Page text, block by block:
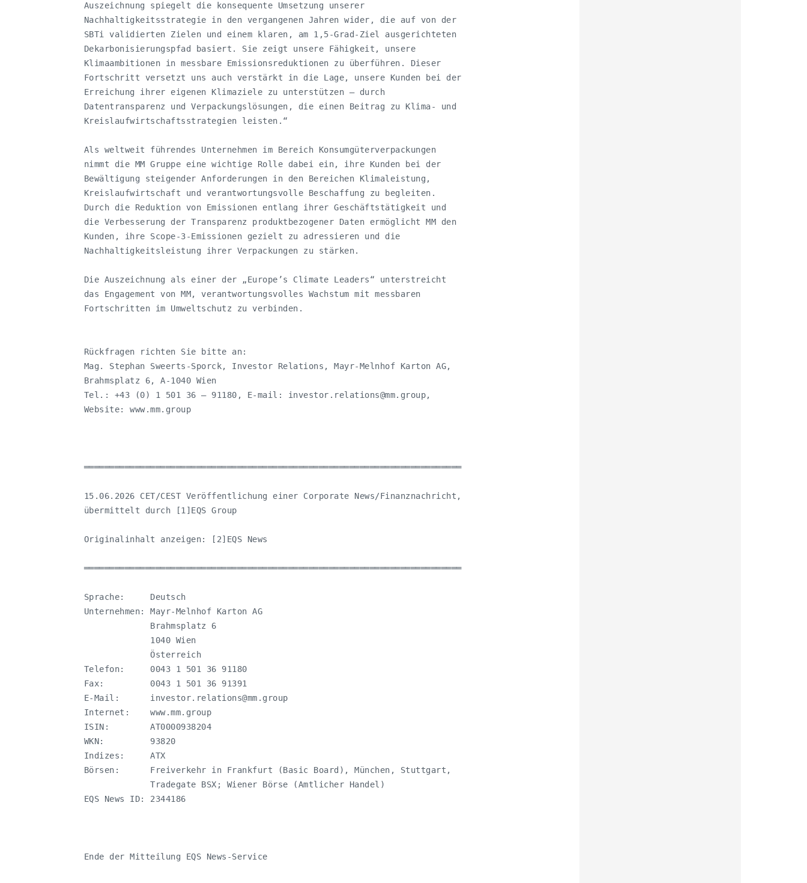
   Auszeichnung spiegelt die konsequente Umsetzung unserer
   Nachhaltigkeitsstrategie in den vergangenen Jahren wider, die auf von der
   SBTi validierten Zielen und einem klaren, am 1,5-Grad-Ziel ausgerichteten
   Dekarbonisierungspfad basiert. Sie zeigt unsere Fähigkeit, unsere
   Klimaambitionen in messbare Emissionsreduktionen zu überführen. Dieser
   Fortschritt versetzt uns auch verstärkt in die Lage, unsere Kunden bei der
   Erreichung ihrer eigenen Klimaziele zu unterstützen – durch
   Datentransparenz und Verpackungslösungen, die einen Beitrag zu Klima- und
   Kreislaufwirtschaftsstrategien leisten.“
   Als weltweit führendes Unternehmen im Bereich Konsumgüterverpackungen
   nimmt die MM Gruppe eine wichtige Rolle dabei ein, ihre Kunden bei der
   Bewältigung steigender Anforderungen in den Bereichen Klimaleistung,
   Kreislaufwirtschaft und verantwortungsvolle Beschaffung zu begleiten.
   Durch die Reduktion von Emissionen entlang ihrer Geschäftstätigkeit und
   die Verbesserung der Transparenz produktbezogener Daten ermöglicht MM den
   Kunden, ihre Scope-3-Emissionen gezielt zu adressieren und die
   Nachhaltigkeitsleistung ihrer Verpackungen zu stärken.
   Die Auszeichnung als einer der „Europe’s Climate Leaders“ unterstreicht
   das Engagement von MM, verantwortungsvolles Wachstum mit messbaren
   Fortschritten im Umweltschutz zu verbinden.
   Rückfragen richten Sie bitte an:
   Mag. Stephan Sweerts-Sporck, Investor Relations, Mayr-Melnhof Karton AG,
   Brahmsplatz 6, A-1040 Wien
   Tel.: +43 (0) 1 501 36 – 91180, E-mail:
investor.relations@mm.group,
   Website: www.mm.group
   ══════════════════════════════════════════════════════════════════════════
   15.06.2026 CET/CEST Veröffentlichung einer Corporate News/Finanznachricht,
   übermittelt durch [1]EQS Group
   Originalinhalt anzeigen: [2]EQS News
   ══════════════════════════════════════════════════════════════════════════
   Sprache:     Deutsch
   Unternehmen: Mayr-Melnhof Karton AG
                Brahmsplatz 6
                1040 Wien
                Österreich
   Telefon:     0043 1 501 36 91180
   Fax:         0043 1 501 36 91391
   E-Mail:
investor.relations@mm.group
   Internet:    www.mm.group
   ISIN:        AT0000938204
   WKN:         93820
   Indizes:     ATX
   Börsen:      Freiverkehr in Frankfurt (Basic Board), München, Stuttgart,
                Tradegate BSX; Wiener Börse (Amtlicher Handel)
   EQS News ID: 2344186
   Ende der Mitteilung EQS News-Service